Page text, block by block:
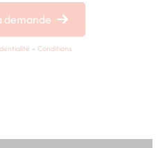
demande
- Conditions